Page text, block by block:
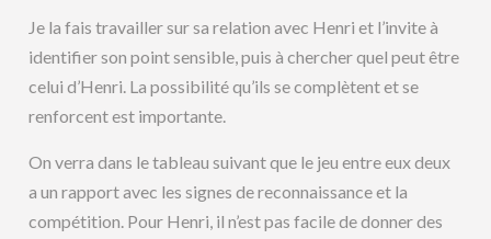
Je la fais travailler sur sa relation avec Henri et l’invite à
identifier son point sensible, puis à chercher quel peut être
celui d’Henri. La possibilité qu’ils se complètent et se
renforcent est importante.
On verra dans le tableau suivant que le jeu entre eux deux
a un rapport avec les signes de reconnaissance et la
compétition. Pour Henri, il n’est pas facile de donner des